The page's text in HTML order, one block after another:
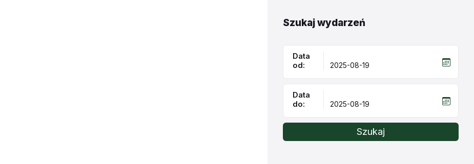
Szukaj wydarzeń
Data
od:
Data
do:
Szukaj